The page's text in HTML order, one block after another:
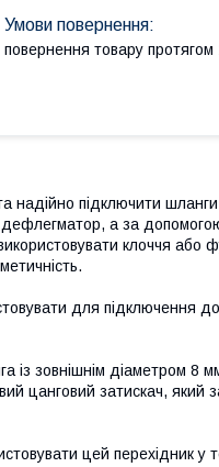
повернення товару протягом
надійно підключити
а за
клоччя
для підключення
зовнішнім діаметром 8
цанговий затискач, який
цей перехідник